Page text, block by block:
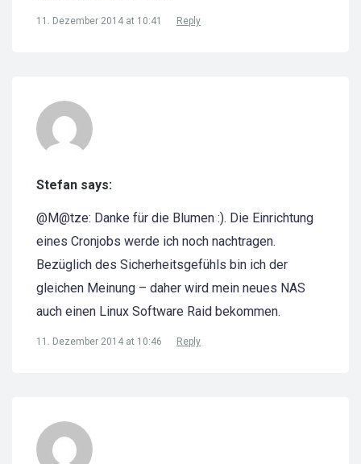
11. Dezember 2014 at 10:41 Reply
Stefan says:
@M@tze: Danke für die Blumen :). Die Einrichtung
eines Cronjobs werde ich noch nachtragen.
Bezüglich des Sicherheitsgefühls bin ich der
gleichen Meinung – daher wird mein neues NAS
auch einen Linux Software Raid bekommen.
11. Dezember 2014 at 10:46 Reply